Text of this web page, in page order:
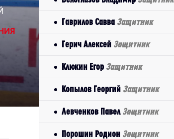
Гаврилов Савва Защитник
Герич Алексей Защитник
Клюкин Егор Защитник
Копылов Георгий Защитник
Левченков Павел Защитник
Порошин Родион Защитник